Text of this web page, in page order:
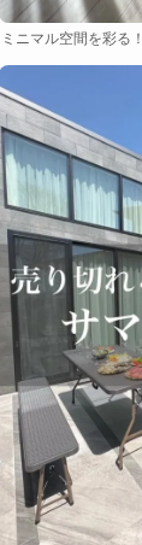
ミニマル空間を彩る